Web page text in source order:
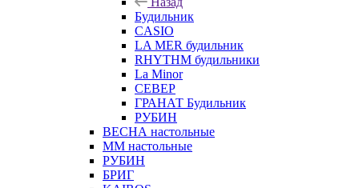
Будильник
CASIO
LA MER будильник
RHYTHM будильники
La Minor
СЕВЕР
ГРАНАТ Будильник
РУБИН
ВЕСНА настольные
ММ настольные
РУБИН
БРИГ